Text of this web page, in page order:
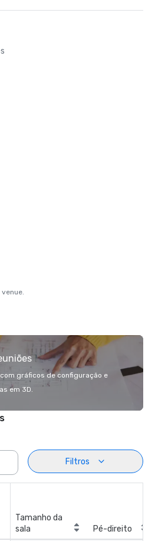
gráficos de configuração e
em 3D.
Filtros
Tamanho da
sala
Pé-direito